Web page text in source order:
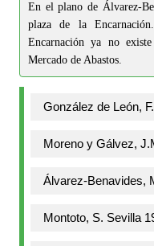
En el plano de Álvarez-
plaza de la
Encarnación ya no
Mercado de Abastos.